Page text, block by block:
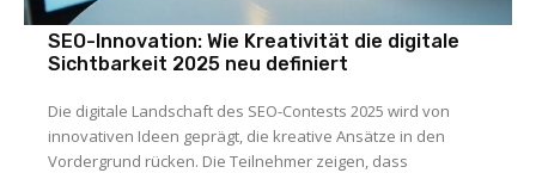
SEO-Innovation: Wie Kreativität die digitale
Sichtbarkeit 2025 neu definiert
Die digitale Landschaft des SEO-Contests 2025 wird von
innovativen Ideen geprägt, die kreative Ansätze in den
Vordergrund rücken. Die Teilnehmer zeigen, dass